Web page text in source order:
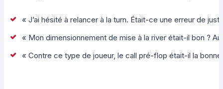
« J’ai hésité à relancer à la turn. Était-ce une erreur de
« Mon dimensionnement de mise à la river était-il bon ?
« Contre ce type de joueur, le call pré-flop était-il la